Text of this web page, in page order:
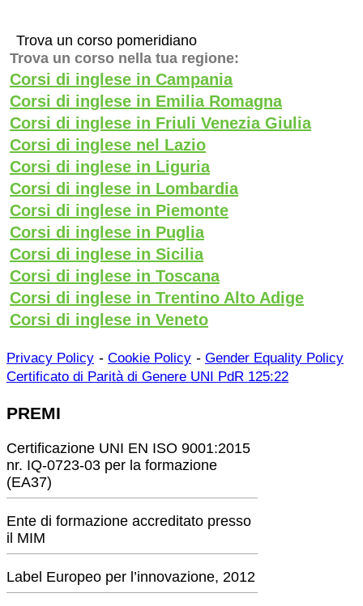
Trova un corso pomeridiano
Trova un corso nella tua regione:
Corsi di inglese in Campania
Corsi di inglese in Emilia Romagna
Corsi di inglese in Friuli Venezia Giulia
Corsi di inglese nel Lazio
Corsi di inglese in Liguria
Corsi di inglese in Lombardia
Corsi di inglese in Piemonte
Corsi di inglese in Puglia
Corsi di inglese in Sicilia
Corsi di inglese in Toscana
Corsi di inglese in Trentino Alto Adige
Corsi di inglese in Veneto
Privacy Policy - Cookie Policy - Gender Equality Policy
Certificato di Parità di Genere UNI PdR 125:22
PREMI
Certificazione UNI EN ISO 9001:2015
nr. IQ-0723-03 per la formazione
(EA37)
Ente di formazione accreditato presso
il MIM
Label Europeo per l’innovazione, 2012